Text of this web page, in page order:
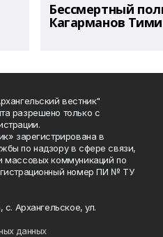
Бессмертный
Кагарманов
вестник"
разрешено только с
зарегистрирована в
по надзору в сфере связи,
массовых коммуникаций по
номер ПИ № ТУ
Архангельское, ул.
данных